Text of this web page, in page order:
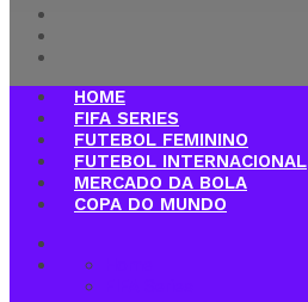
Donas FC
HOME
FIFA SERIES
FUTEBOL FEMININO
FUTEBOL INTERNACIONAL
MERCADO DA BOLA
COPA DO MUNDO